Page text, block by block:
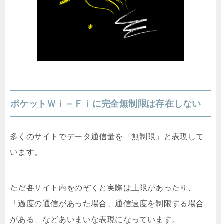
ポケットＷｉ－Ｆｉに完全無制限は存在しない
多くのサイトでデータ通信量を「無制限」と表現して
います。
ただ各サイト内をのぞくと実際は上限があったり、
「過度の通信があった場合、通信速度を制限する場合
がある」などあいまいな表現になっています。